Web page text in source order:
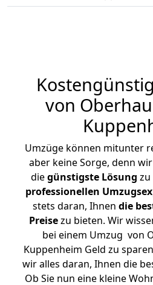
von
Umzüge können mitunter
aber keine Sorge, denn
diegünstigste Lösung zu
professionellen
stets daran, Ihnen die
Preisezu bieten. Wir
bei einem Umzug von
Kuppenheim Geld zu
wir alles daran, Ihnen die
Ob Sie nun eine kleine